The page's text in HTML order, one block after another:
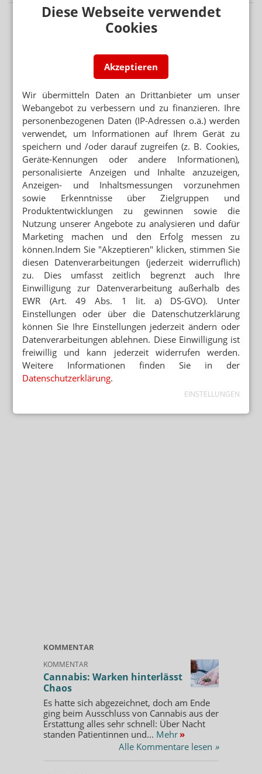
Diese Webseite verwendet
Cookies
Akzeptieren
Wir übermitteln Daten an Drittanbieter um unser
Webangebot zu verbessern und zu finanzieren. Ihre
personenbezogenen Daten (IP-Adressen o.ä.) werden
verwendet, um Informationen auf Ihrem Gerät zu
speichern und /oder darauf zugreifen (z. B. Cookies,
Geräte-Kennungen oder andere Informationen),
personalisierte Anzeigen und Inhalte anzuzeigen,
Anzeigen- und Inhaltsmessungen vorzunehmen
sowie Erkenntnisse über Zielgruppen und
Produktentwicklungen zu gewinnen sowie die
Nutzung unserer Angebote zu analysieren und dafür
Marketing machen und den Erfolg messen zu
können.Indem Sie "Akzeptieren" klicken, stimmen Sie
diesen Datenverarbeitungen (jederzeit widerruflich)
zu. Dies umfasst zeitlich begrenzt auch Ihre
Einwilligung zur Datenverarbeitung außerhalb des
EWR (Art. 49 Abs. 1 lit. a) DS-GVO). Unter
Einstellungen oder über die Datenschutzerklärung
können Sie Ihre Einstellungen jederzeit ändern oder
Datenverarbeitungen ablehnen. Diese Einwilligung ist
freiwillig und kann jederzeit widerrufen werden.
Weitere Informationen finden Sie in der
Datenschutzerklärung.
EINSTELLUNGEN
KOMMENTAR
KOMMENTAR
Cannabis: Warken hinterlässt
Chaos
Es hatte sich abgezeichnet, doch am Ende
ging beim Ausschluss von Cannabis aus der
Erstattung alles sehr schnell: Über Nacht
standen Patientinnen und... Mehr »
Alle Kommentare lesen »